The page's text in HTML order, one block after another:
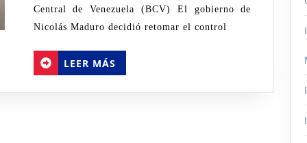
impuso
gobierno
a
Central de Venezuela (BCV) El gobierno de
Nicolás Maduro decidió retomar el control
LEER MÁS